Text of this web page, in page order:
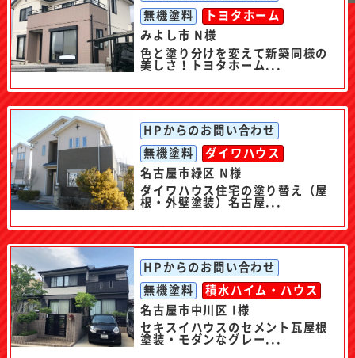
無機塗料
トヨタホーム
みよし市 N様
色と塗り分けを変えて新築同様の
美しさ！トヨタホーム...
HPからのお問い合わせ
無機塗料
ダイワハウス
名古屋市緑区 N様
ダイワハウス住宅の塗り替え（屋
根・外壁塗装）名古屋...
HPからのお問い合わせ
無機塗料
積水ハイム・ハウス
名古屋市中川区 I様
セキスイハウスのセメント瓦屋根
塗装・モダンなグレー...